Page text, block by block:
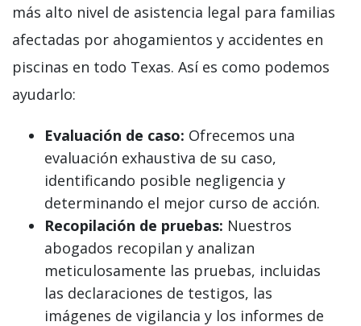
más alto nivel de asistencia legal para familias
afectadas por ahogamientos y accidentes en
piscinas en todo Texas. Así es como podemos
ayudarlo:
Evaluación de caso: Ofrecemos una
evaluación exhaustiva de su caso,
identificando posible negligencia y
determinando el mejor curso de acción.
Recopilación de pruebas: Nuestros
abogados recopilan y analizan
meticulosamente las pruebas, incluidas
las declaraciones de testigos, las
imágenes de vigilancia y los informes de